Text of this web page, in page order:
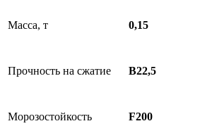
Масса, т 0,15
Прочность на сжатие В22,5
Морозостойкость F200